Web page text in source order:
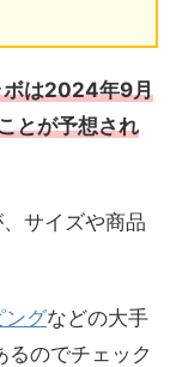
ボは2024年9月
とが予想され
サイズや商品
ングなどの大手
るのでチェック